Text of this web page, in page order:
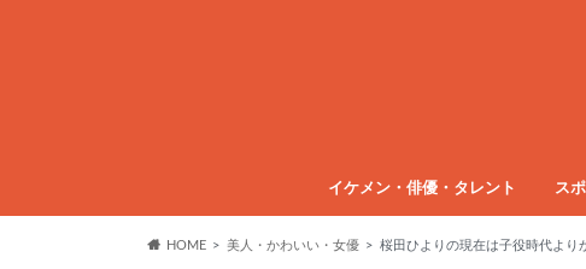
イケメン・俳優・タレント ス
HOME 美人・かわいい・女優 桜田ひよりの現在は子役時代より